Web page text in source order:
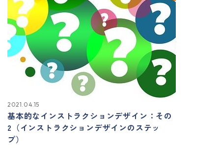
2021.04.15
基本的なインストラクションデザイン：その
2（インストラクションデザインのステッ
プ）